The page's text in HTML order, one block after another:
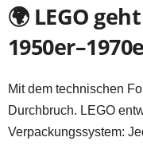
🌍 LEGO
Mit dem technischen
Durchbruch. LEGO
Verpackungssystem: